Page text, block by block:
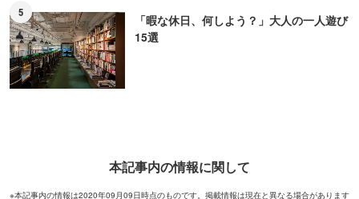
5
「暇な休日、何しよう？」大人の一人遊び
15選
本記事内の情報に関して
※本記事内の情報は2020年09月09日時点のものです。掲載情報は現在と異なる場合があります